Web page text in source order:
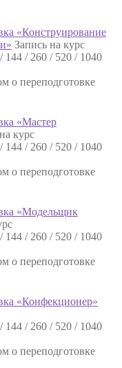
«Конструирование
Запись на курс
144 / 260 / 520 / 1040
о переподготовке
«Мастер
курс
144 / 260 / 520 / 1040
о переподготовке
«Модельщик
144 / 260 / 520 / 1040
о переподготовке
«Конфекционер»
144 / 260 / 520 / 1040
о переподготовке